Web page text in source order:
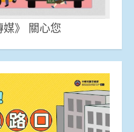
媒》 關心您